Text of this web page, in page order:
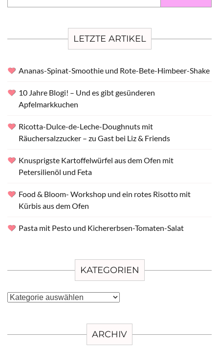
LETZTE ARTIKEL
Ananas-Spinat-Smoothie und Rote-Bete-Himbeer-Shake
10 Jahre Blogi! – Und es gibt gesünderen
Apfelmarkkuchen
Ricotta-Dulce-de-Leche-Doughnuts mit
Räuchersalzzucker – zu Gast bei Liz & Friends
Knusprigste Kartoffelwürfel aus dem Ofen mit
Petersilienöl und Feta
Food & Bloom- Workshop und ein rotes Risotto mit
Kürbis aus dem Ofen
Pasta mit Pesto und Kichererbsen-Tomaten-Salat
KATEGORIEN
Kategorien
ARCHIV